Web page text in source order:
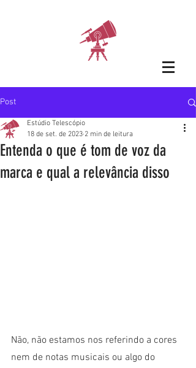
Post
Entenda o que é tom de voz da
marca e qual a relevância disso
Estúdio Telescópio
18 de set. de 2023 2 min de leitura
Não, não estamos nos referindo a cores
nem de notas musicais ou algo do